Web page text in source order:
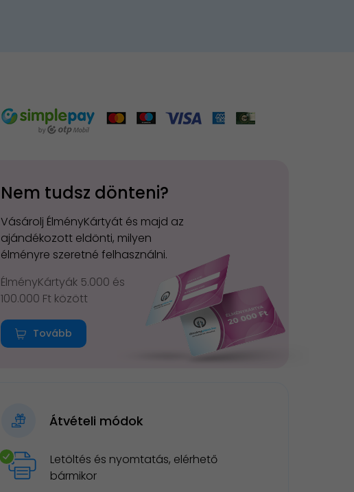
Nem tudsz dönteni?
Vásárolj ÉlményKártyát és majd az
ajándékozott eldönti, milyen
élményre szeretné felhasználni.
ÉlményKártyák 5.000 és
100.000 Ft között
Tovább
Átvételi módok
Letöltés és nyomtatás, elérhető
bármikor